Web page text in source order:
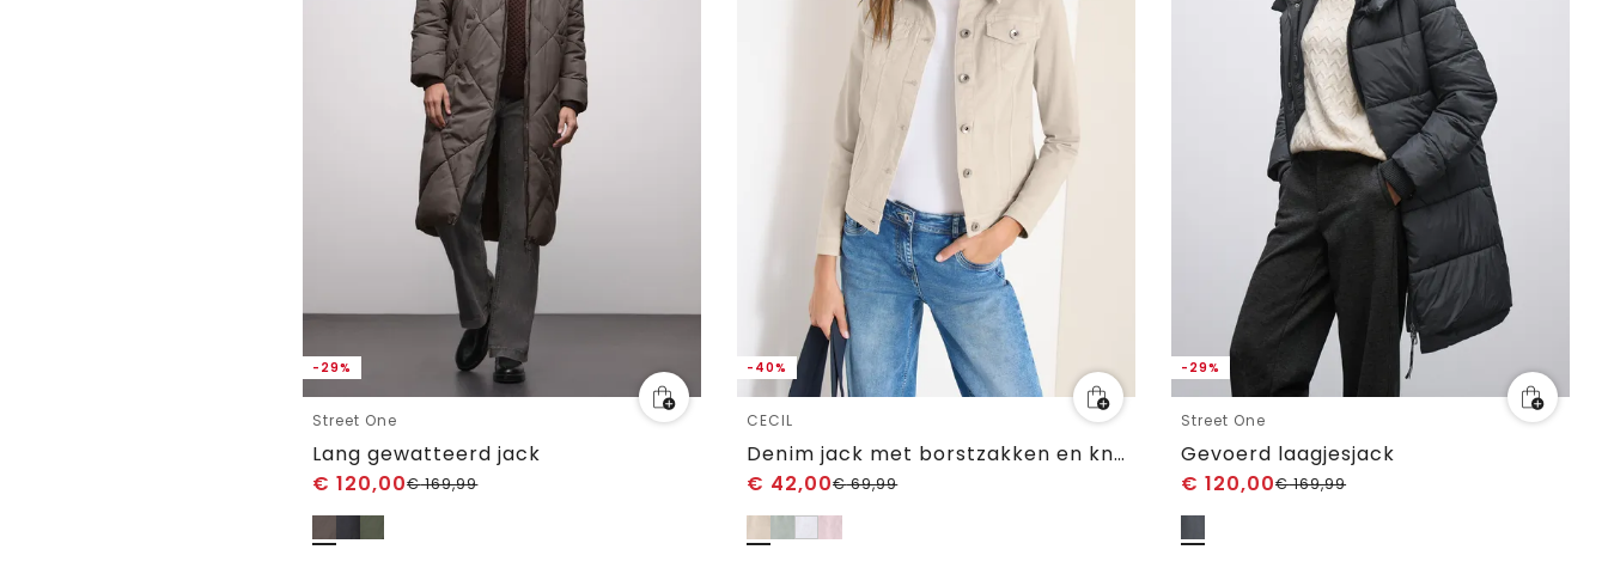
-29%
Street One
Lang gewatteerd jack
€ 120,00€169,99
-40%
CECIL
Denim jack met borstzakken en knopen
€ 42,00€69,99
-29%
Street One
Gevoerd laagjesjack
€ 120,00€169,99